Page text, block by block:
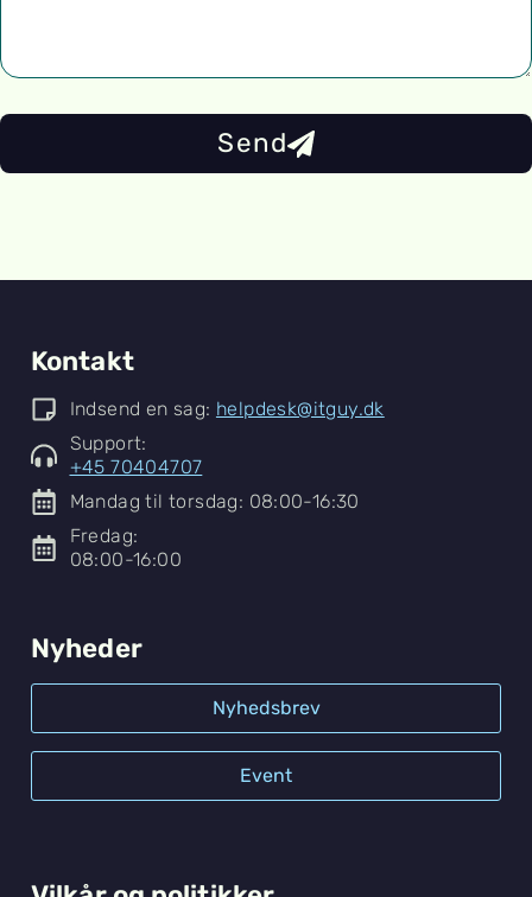
Send
Kontakt
Indsend en sag: helpdesk@itguy.dk
Support:
+45 70404707
Mandag til torsdag: 08:00-16:30
Fredag:
08:00-16:00
Nyheder
Nyhedsbrev
Event